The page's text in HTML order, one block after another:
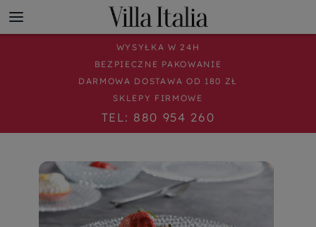
WYSYŁKA W 24H
BEZPIECZNE PAKOWANIE
DARMOWA DOSTAWA OD 180 ZŁ
SKLEPY FIRMOWE
TEL: 880 954 260